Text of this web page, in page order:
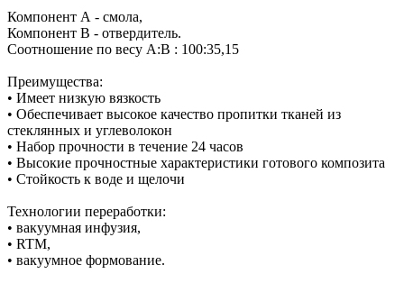
Компонент А - смола,
Компонент В - отвердитель.
Соотношение по весу А:B : 100:35,15
Преимущества:
• Имеет низкую вязкость
• Обеспечивает высокое качество пропитки тканей из
стеклянных и углеволокон
• Набор прочности в течение 24 часов
• Высокие прочностные характеристики готового композита
• Стойкость к воде и щелочи
Технологии переработки:
• вакуумная инфузия,
• RTM,
• вакуумное формование.